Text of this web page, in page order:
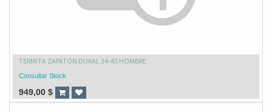
TERMITA ZAPATON DURAL 34-45 HOMBRE
Consultar Stock
949,00 $